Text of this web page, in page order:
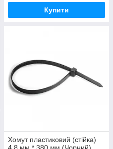
Купити
Хомут пластиковий (стійка)